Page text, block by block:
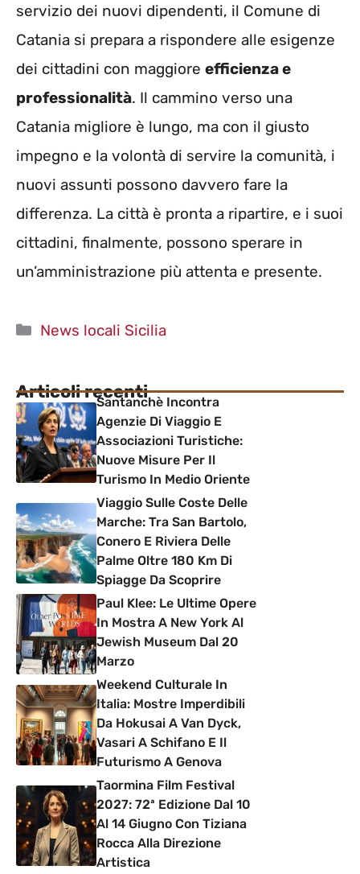
servizio dei nuovi dipendenti, il Comune di
Catania si prepara a rispondere alle esigenze
dei cittadini con maggiore efficienza e
professionalità. Il cammino verso una
Catania migliore è lungo, ma con il giusto
impegno e la volontà di servire la comunità, i
nuovi assunti possono davvero fare la
differenza. La città è pronta a ripartire, e i suoi
cittadini, finalmente, possono sperare in
un’amministrazione più attenta e presente.
Categorie
News locali Sicilia
Articoli recentiSantanchè Incontra
Agenzie Di Viaggio E
Associazioni Turistiche:
Nuove Misure Per Il
Turismo In Medio Oriente
Viaggio Sulle Coste Delle
Marche: Tra San Bartolo,
Conero E Riviera Delle
Palme Oltre 180 Km Di
Spiagge Da Scoprire
Paul Klee: Le Ultime Opere
In Mostra A New York Al
Jewish Museum Dal 20
Marzo
Weekend Culturale In
Italia: Mostre Imperdibili
Da Hokusai A Van Dyck,
Vasari A Schifano E Il
Futurismo A Genova
Taormina Film Festival
2027: 72ª Edizione Dal 10
Al 14 Giugno Con Tiziana
Rocca Alla Direzione
Artistica